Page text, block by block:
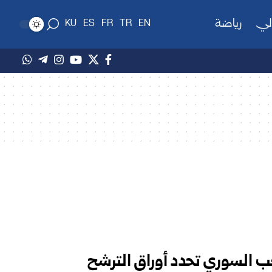
رياضة EN
TR
FR
ES
KU
السوري تحدد أوراق الترشح